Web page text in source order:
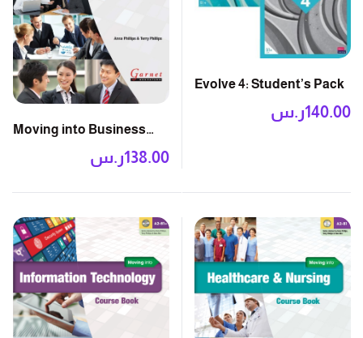
Evolve 4: Student’s Pack
ر.س140.00
Moving into Business
Studies: Course Book
ر.س138.00